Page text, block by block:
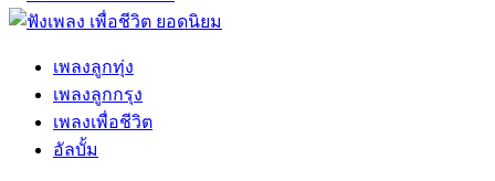
เพลงลูกทุ่ง
เพลงลูกกรุง
เพลงเพื่อชีวิต
อัลบั้ม